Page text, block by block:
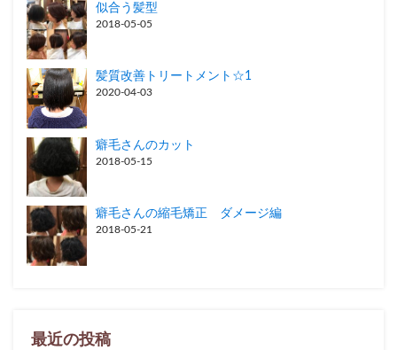
似合う髪型
2018-05-05
髪質改善トリートメント☆1
2020-04-03
癖毛さんのカット
2018-05-15
癖毛さんの縮毛矯正 ダメージ編
2018-05-21
最近の投稿